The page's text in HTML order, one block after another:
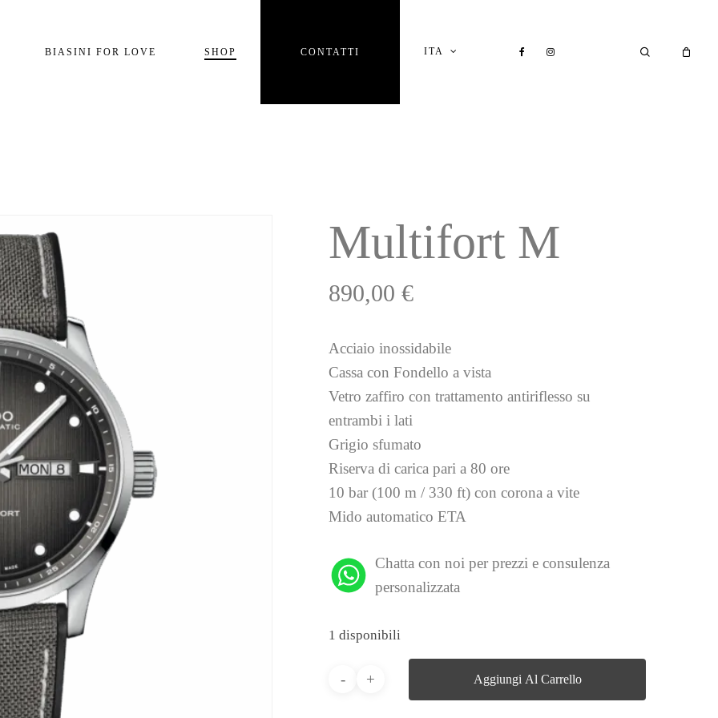
BIASINI FOR LOVE SHOP CONTATTI ITA FACEBOOKINSTAGRAM SEARCH
Multifort M
890,00€
Acciaio inossidabile
Cassa con Fondello a vista
Vetro zaffiro con trattamento antiriflesso su
entrambi i lati
Grigio sfumato
Riserva di carica pari a 80 ore
10 bar (100 m / 330 ft) con corona a vite
Mido automatico ETA
Chatta con noi per prezzi e consulenza
personalizzata
1 disponibili
Aggiungi Al Carrello